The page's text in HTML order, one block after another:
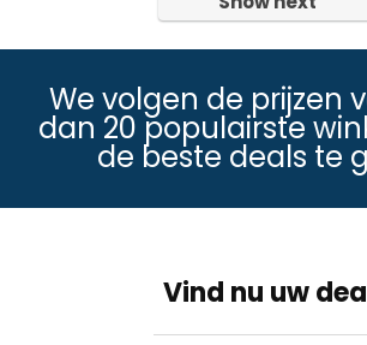
We volgen de prijzen
dan 20 populairste
de beste deals te
Vind nu uw